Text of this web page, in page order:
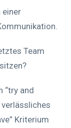
einer
Team
“try and
Kriterium